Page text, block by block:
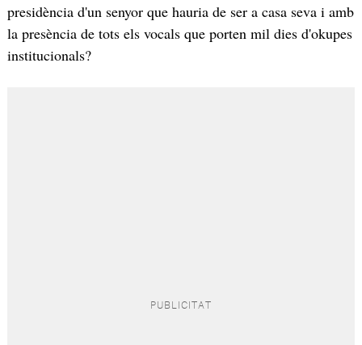
presidència d'un senyor que hauria de ser a casa seva i amb
la presència de tots els vocals que porten mil dies d'okupes
institucionals?